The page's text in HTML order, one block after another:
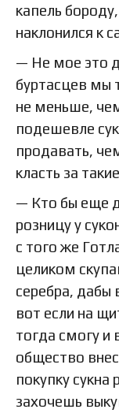
капель
наклонился к
— Не мое это
буртасцев мы
не меньше,
подешевле
продавать,
класть за
— Кто бы еще
розницу у
с того же
целиком
серебра, дабы
вот если на
тогда смогу и
общество
покупку
захочешь